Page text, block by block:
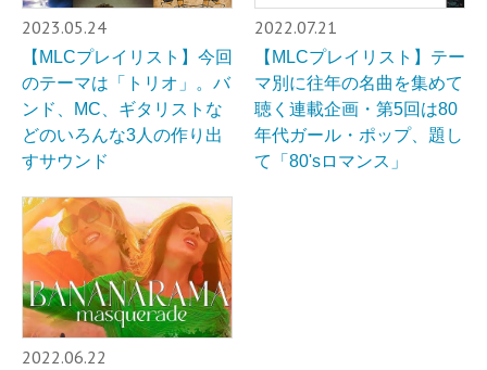
2023.05.24
【MLCプレイリスト】今回
のテーマは「トリオ」。バ
ンド、MC、ギタリストな
どのいろんな3人の作り出
すサウンド
2022.07.21
【MLCプレイリスト】テー
マ別に往年の名曲を集めて
聴く連載企画・第5回は80
年代ガール・ポップ、題し
て「80'sロマンス」
2022.06.22